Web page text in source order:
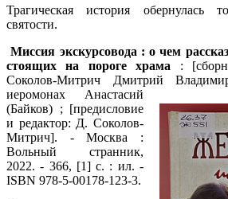
Трагическая история обернулась
святости.
Миссия экскурсовода : о чем
стоящих на пороге храма :
Соколов-Митрич Дмитрий
иеромонах
Анастасий
(Байков) ; [предисловие
и редактор: Д. Соколов-
Митрич]. - Москва :
Вольный странник,
2022. - 366, [1] с. : ил. -
ISBN 978-5-00178-123-3.